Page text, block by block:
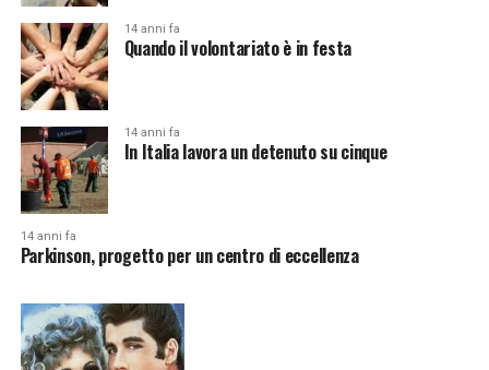
14 anni fa
Quando il volontariato è in festa
14 anni fa
In Italia lavora un detenuto su cinque
14 anni fa
Parkinson, progetto per un centro di eccellenza